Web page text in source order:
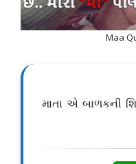
Maa
માતા એ બાળકની